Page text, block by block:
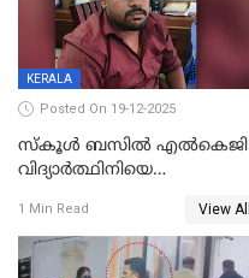
KERALA
Posted On 19-12-2025
സ്കൂൾ ബസിൽ എൽകെജി
വിദ്യാര്‍ത്ഥിനിയെ
ക്ലീനര്‍ പിടിയിൽ
1 Min Read View All